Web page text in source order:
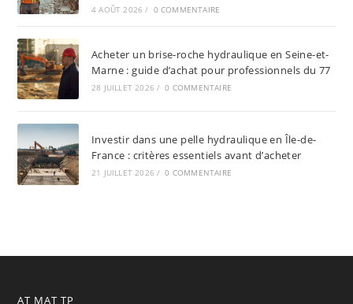
4 AOÛT 2026 / 0 COMMENTAIRE
Acheter un brise-roche hydraulique en Seine-et-
Marne : guide d’achat pour professionnels du 77
28 JUILLET 2026 / 0 COMMENTAIRE
Investir dans une pelle hydraulique en Île-de-
France : critères essentiels avant d’acheter
21 JUILLET 2026 / 0 COMMENTAIRE
AT MAT TP